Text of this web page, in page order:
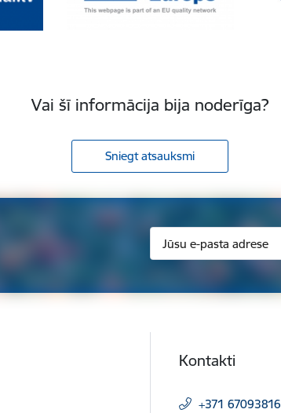
Vai šī informācija bija noderīga?
Sniegt atsauksmi
Kontakti
+371 67093816